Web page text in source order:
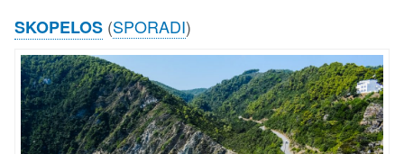
SKOPELOS (SPORADI)